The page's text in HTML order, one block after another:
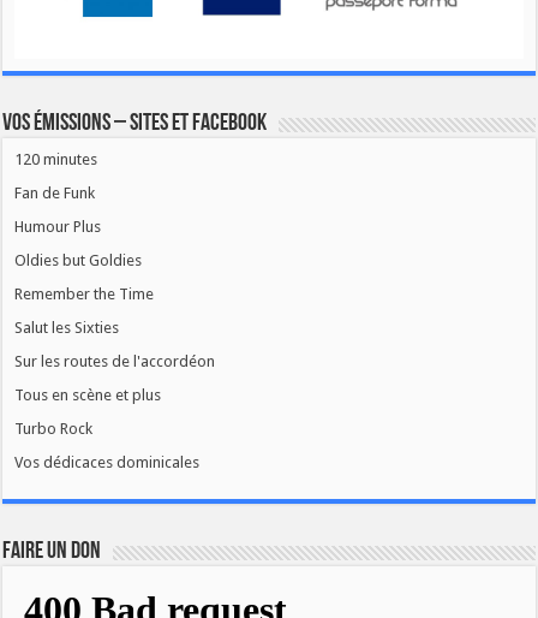
Vos émissions – Sites et Facebook
120 minutes
Fan de Funk
Humour Plus
Oldies but Goldies
Remember the Time
Salut les Sixties
Sur les routes de l'accordéon
Tous en scène et plus
Turbo Rock
Vos dédicaces dominicales
FAIRE UN DON